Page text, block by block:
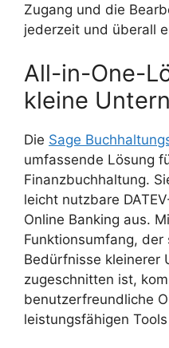
Zugang und die
jederzeit und überall
All-in-One-
kleine
Die Sage
umfassende Lösung
Finanzbuchhaltung.
leicht nutzbare
Online Banking aus.
Funktionsumfang, der
Bedürfnisse kleinerer
zugeschnitten ist,
benutzerfreundliche
leistungsfähigen